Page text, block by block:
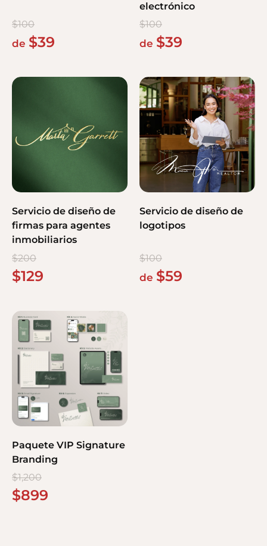
$100
de $39
electrónico
$100
de $39
Servicio de diseño de
firmas para agentes
inmobiliarios
$200
$129
Servicio de diseño de
logotipos
$100
de $59
Paquete VIP Signature
Branding
$1,200
$899